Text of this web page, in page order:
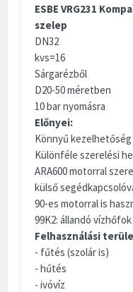
ESBE VRG231
szelep
DN32
kvs=16
Sárgarézből
D20-50 méretben
10 bar nyomásra
Előnyei:
Könnyű kezelhetőség
Különféle szerelési
ARA600 motorral
külső
90-es motorral is
99K2: állandó
Felhasználási
- fűtés (szolár is)
- hűtés
- ivóvíz